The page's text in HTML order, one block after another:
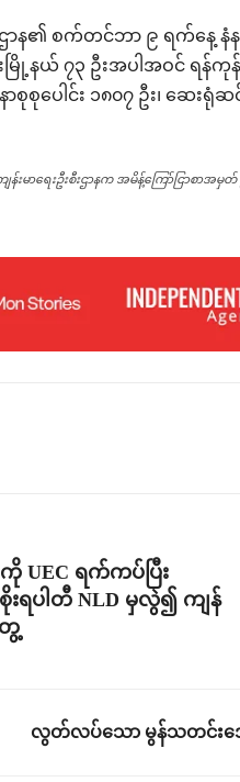
ဌာန၏ စက်တင်ဘာ ၉ ရက်နေ့
ြို့နယ် ၇၃ ဦးအပါအဝင် ရန်
စုပေါင်း ၁၈၀၇ ဦး၊ ဆေး
းမာရေးဦးစီးဌာနက အမိန့်ကြော်ငြာစာအမှတ်
UEC ရက်ကပ်ပြီး
းရပါတီ NLD မှလွဲ၍ ကျန်
ေ့
လွတ်လပ်သော မွန်သတင်းအ